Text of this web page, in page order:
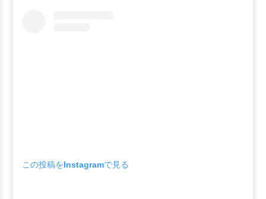
この投稿をInstagramで見る